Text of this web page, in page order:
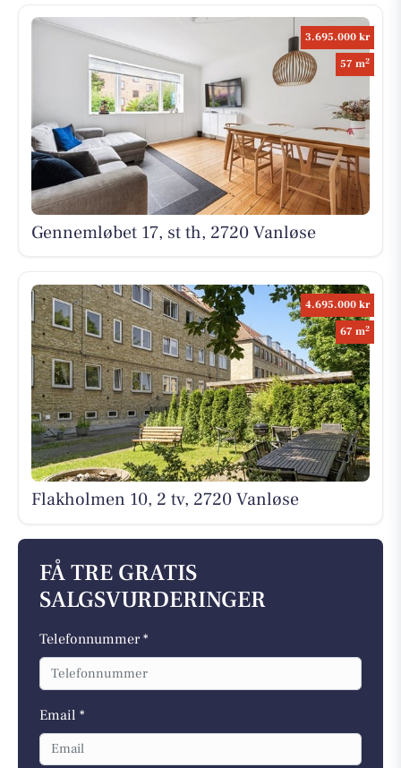
3.695.000 kr
57 m2
Gennemløbet 17, st th, 2720 Vanløse
4.695.000 kr
67 m2
Flakholmen 10, 2 tv, 2720 Vanløse
FÅ TRE GRATIS
SALGSVURDERINGER
Telefonnummer *
Email *